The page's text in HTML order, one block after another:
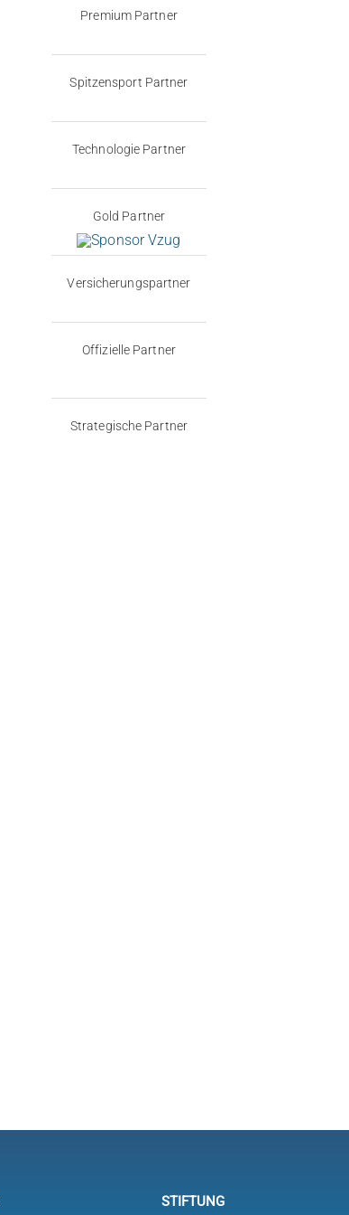
Premium Partner
Spitzensport Partner
Technologie Partner
Gold Partner
Versicherungspartner
Offizielle Partner
Strategische Partner
STIFTUNG